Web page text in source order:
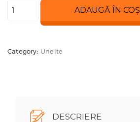
Cantitate
ADAUGĂ ÎN COȘ
Category: Unelte
DESCRIERE